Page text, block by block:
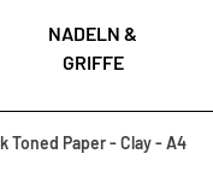
NADELN &
GRIFFE
Toned Paper - Clay - A4